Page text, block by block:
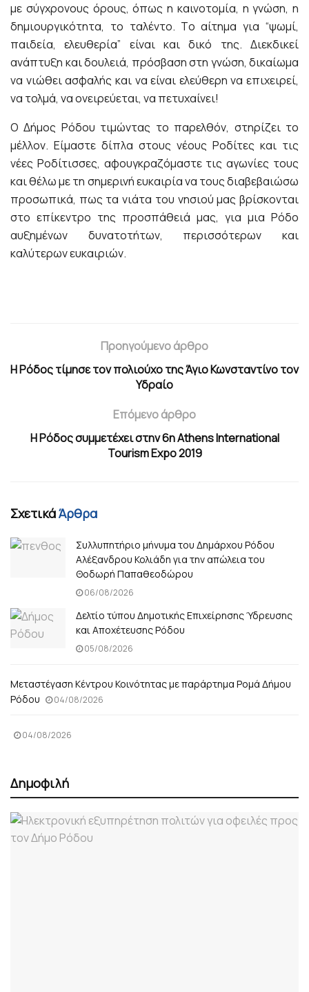
με σύγχρονους όρους, όπως η καινοτομία, η γνώση, η
δημιουργικότητα, το ταλέντο. Το αίτημα για “ψωμί,
παιδεία, ελευθερία” είναι και δικό της. Διεκδικεί
ανάπτυξη και δουλειά, πρόσβαση στη γνώση, δικαίωμα
να νιώθει ασφαλής και να είναι ελεύθερη να επιχειρεί,
να τολμά, να ονειρεύεται, να πετυχαίνει!
Ο Δήμος Ρόδου τιμώντας το παρελθόν, στηρίζει το
μέλλον. Είμαστε δίπλα στους νέους Ροδίτες και τις
νέες Ροδίτισσες, αφουγκραζόμαστε τις αγωνίες τους
και θέλω με τη σημερινή ευκαιρία να τους διαβεβαιώσω
προσωπικά, πως τα νιάτα του νησιού μας βρίσκονται
στο επίκεντρο της προσπάθειά μας, για μια Ρόδο
αυξημένων δυνατοτήτων, περισσότερων και
καλύτερων ευκαιριών.
Προηγούμενο άρθρο
Η Ρόδος τίμησε τον πολιούχο της Άγιο Κωνσταντίνο τον
Υδραίο
Επόμενο άρθρο
Η Ρόδος συμμετέχει στην 6η Athens International
Tourism Expo 2019
ΣχετικάΆρθρα
Συλλυπητήριο μήνυμα του Δημάρχου Ρόδου
Αλέξανδρου Κολιάδη για την απώλεια του
Θοδωρή Παπαθεοδώρου
06/08/2026
Δελτίο τύπου Δημοτικής Επιχείρησης Ύδρευσης
και Αποχέτευσης Ρόδου
05/08/2026
Μεταστέγαση Κέντρου Κοινότητας με παράρτημα Ρομά Δήμου
Ρόδου
04/08/2026
04/08/2026
Δημοφιλή